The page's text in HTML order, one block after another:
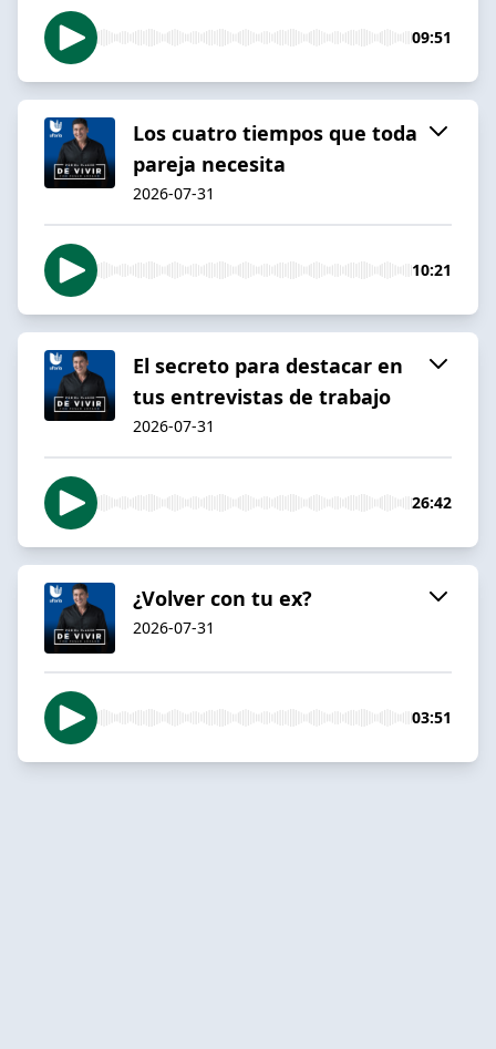
09:51
Los cuatro tiempos que toda
pareja necesita
2026-07-31
10:21
El secreto para destacar en
tus entrevistas de trabajo
2026-07-31
26:42
¿Volver con tu ex?
2026-07-31
03:51